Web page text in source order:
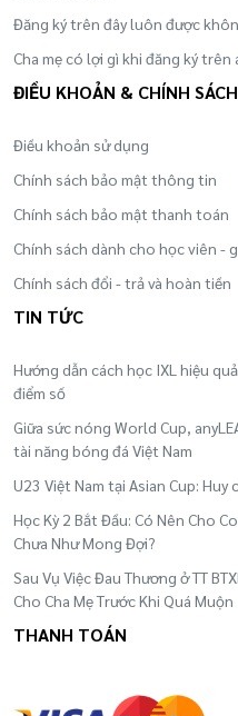
Đăng ký trên đây luôn được
Cha mẹ có lợi gì khi đăng ký trên
ĐIỀU KHOẢN & CHÍNH SÁCH
Điều khoản sử dụng
Chính sách bảo mật thông tin
Chính sách bảo mật thanh toán
Chính sách dành cho học viên -
Chính sách đổi - trả và hoàn tiền
TIN TỨC
Hướng dẫn cách học IXL hiệu
điểm số
Giữa sức nóng World Cup,
tài năng bóng đá Việt Nam
U23 Việt Nam tại Asian Cup:
Học Kỳ 2 Bắt Đầu: Có Nên Cho
Chưa Như Mong Đợi?
Sau Vụ Việc Đau Thương ở TT
Cho Cha Mẹ Trước Khi Quá Muộn
THANH TOÁN